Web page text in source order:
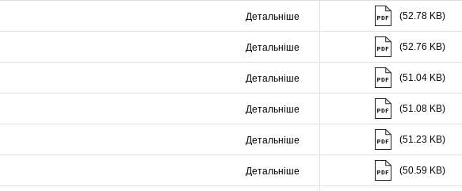
Детальніше (52.78 KB)
Детальніше
Скачати (52.76 KB)
(52.76 KB)
Детальніше
Скачати (51.04 KB)
(51.04 KB)
Детальніше
Скачати (51.08 KB)
(51.08 KB)
Детальніше
Скачати (51.23 KB)
(51.23 KB)
Детальніше
Скачати (50.59 KB)
(50.59 KB)
Скачати (50.71 KB)